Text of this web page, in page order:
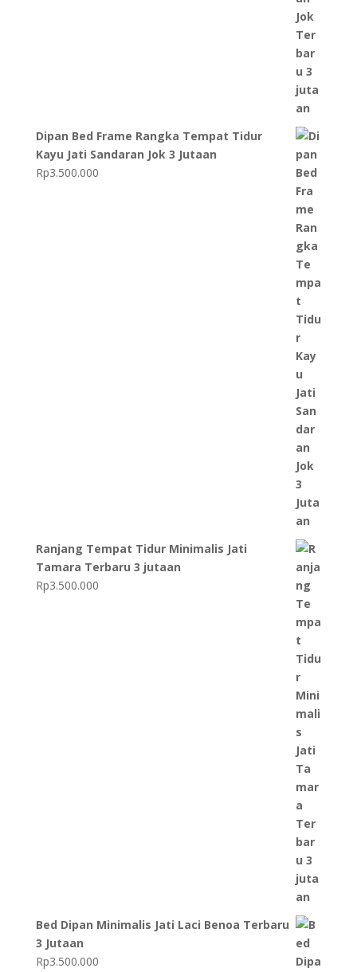
Dipan Bed Frame Rangka Tempat Tidur
Kayu Jati Sandaran Jok 3 Jutaan
Rp3.500.000
Ranjang Tempat Tidur Minimalis Jati
Tamara Terbaru 3 jutaan
Rp3.500.000
Bed Dipan Minimalis Jati Laci Benoa Terbaru
3 Jutaan
Rp3.500.000